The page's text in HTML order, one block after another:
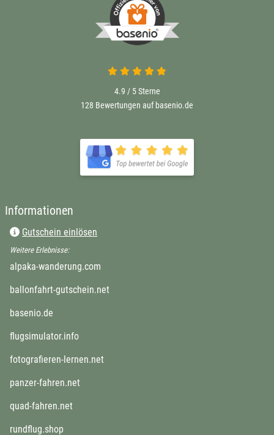
4.9 / 5Sterne
128 Bewertungen auf basenio.de
öffnet in neuem Fenster
Informationen
Gutschein einlösen
Weitere Erlebnisse:
alpaka-wanderung.com
ballonfahrt-gutschein.net
basenio.de
flugsimulator.infoöffnet in neuem Fenster
fotografieren-lernen.net
panzer-fahren.net
quad-fahren.net
rundflug.shop